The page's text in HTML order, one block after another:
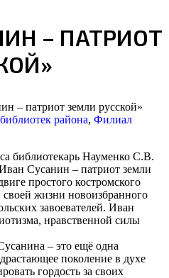
– ПАТРИОТ
– патриот земли русской»
района, Филиал
библиотекарь Науменко С.В.
Сусанин – патриот земли
простого костромского
жизни новоизбранного
завоевателей. Иван
нравственной силы
– это ещё одна
поколение в духе
гордость за своих